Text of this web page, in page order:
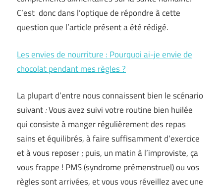
C’est donc dans l’optique de répondre à cette
question que l’article présent a été rédigé.
Les envies de nourriture : Pourquoi ai-je envie de
chocolat pendant mes règles ?
La plupart d’entre nous connaissent bien le scénario
suivant:Vous avez suivi votre routine bien huilée
qui consiste à manger régulièrement des repas
sains et équilibrés, à faire suffisamment d’exercice
et à vous reposer ; puis, un matin à l’improviste, ça
vous frappe ! PMS (syndrome prémenstruel) ou vos
règles sont arrivées, et vous vous réveillez avec une